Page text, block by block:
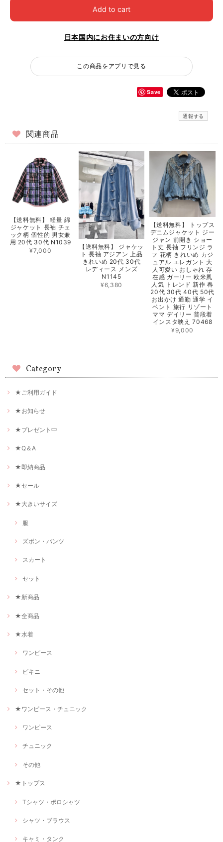
Add to cart
日本国内にお住まいの方向け
この商品をアプリで見る
Save
通報する
関連商品
【送料無料】 軽量 綿
ジャケット 長袖 チェ
ック柄 個性的 男女兼
用 20代 30代 N1039
¥7,000
【送料無料】 ジャケッ
ト 長袖 アジアン 上品
きれいめ 20代 30代
レディース メンズ
N1145
¥6,380
【送料無料】 トップス
デニムジャケット ジー
ジャン 前開き ショー
ト丈 長袖 フリンジ ラ
フ 花柄 きれいめ カジ
ュアル エレガント 大
人可愛い おしゃれ 存
在感 ガーリー 欧米風
人気 トレンド 新作 春
20代 30代 40代 50代
お出かけ 通勤 通学 イ
ベント 旅行 リゾート
ママ デイリー 普段着
インスタ映え 70468
¥9,000
Category
★ご利用ガイド
★お知らせ
★プレゼント中
★Q＆A
★即納商品
★セール
★大きいサイズ
服
ズボン・パンツ
スカート
セット
★新商品
★全商品
★水着
ワンピース
ビキニ
セット・その他
★ワンピース・チュニック
ワンピース
チュニック
その他
★トップス
Tシャツ・ポロシャツ
シャツ・ブラウス
キャミ・タンク